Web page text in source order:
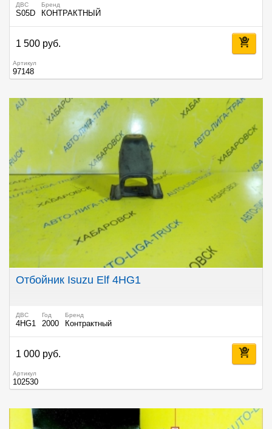
ДВС
S05D
Бренд
КОНТРАКТНЫЙ
1 500 руб.
Артикул
97148
Отбойник Isuzu Elf 4HG1
ДВС
4HG1
Год
2000
Бренд
Контрактный
1 000 руб.
Артикул
102530